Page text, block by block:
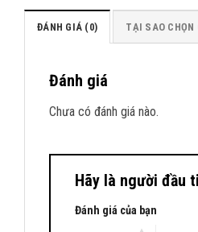
ĐÁNH GIÁ (0) TẠI SAO CHỌN
Đánh giá
Chưa có đánh giá nào.
Hãy là người đầu
Đánh giá của bạn